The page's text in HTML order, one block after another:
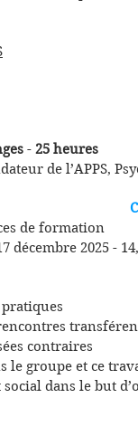
- 25 heures
de l’APPS,
de formation
décembre 2025 -
contraires
le groupe et ce
dans le but